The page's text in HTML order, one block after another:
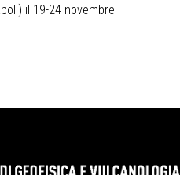
il 19-24 novembre